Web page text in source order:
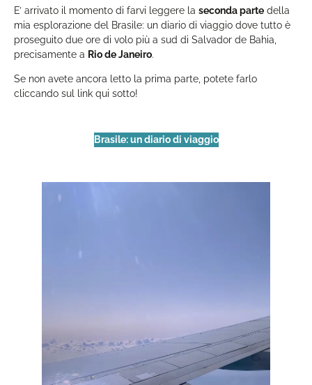
E’ arrivato il momento di farvi leggere la seconda parte della
mia esplorazione del Brasile: un diario di viaggio dove tutto è
proseguito due ore di volo più a sud di Salvador de Bahia,
precisamente a Rio de Janeiro.
Se non avete ancora letto la prima parte, potete farlo
cliccando sul link qui sotto!
Brasile: un diario di viaggio